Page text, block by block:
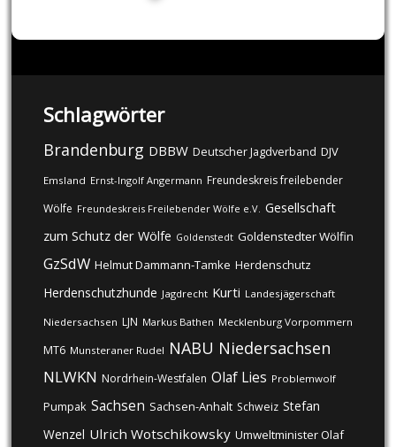
Schlagwörter
Brandenburg DBBW Deutscher Jagdverband DJV
Emsland Ernst-Ingolf Angermann Freundeskreis freilebender
Wölfe Freundeskreis Freilebender Wölfe e.V. Gesellschaft
zum Schutz der Wölfe Goldenstedt Goldenstedter Wölfin
GzSdW Helmut Dammann-Tamke Herdenschutz
Herdenschutzhunde Jagdrecht Kurti Landesjägerschaft
Niedersachsen LJN Markus Bathen Mecklenburg Vorpommern
MT6 Munsteraner Rudel NABU Niedersachsen
NLWKN Nordrhein-Westfalen Olaf Lies Problemwolf
Pumpak Sachsen Sachsen-Anhalt Schweiz Stefan
Wenzel Ulrich Wotschikowsky Umweltminister Olaf